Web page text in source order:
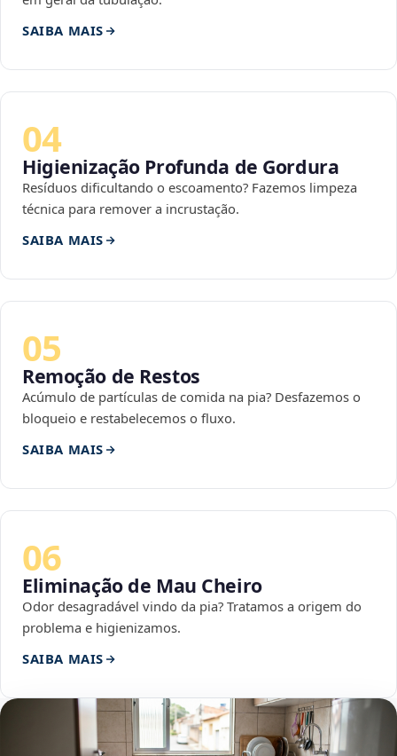
SAIBA MAIS
04
Higienização Profunda de Gordura
Resíduos dificultando o escoamento? Fazemos limpeza
técnica para remover a incrustação.
SAIBA MAIS
05
Remoção de Restos
Acúmulo de partículas de comida na pia? Desfazemos o
bloqueio e restabelecemos o fluxo.
SAIBA MAIS
06
Eliminação de Mau Cheiro
Odor desagradável vindo da pia? Tratamos a origem do
problema e higienizamos.
SAIBA MAIS